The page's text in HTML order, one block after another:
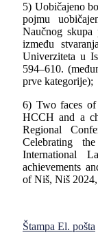
5) Uobičajeno
pojmu
Naučnog skupa
između
Univerziteta u
594–610.
prve kategorije);
6) Two faces of
HCCH and a
Regional
Celebrating
International
achievements
of Niš, Niš
Štampa El. pošta